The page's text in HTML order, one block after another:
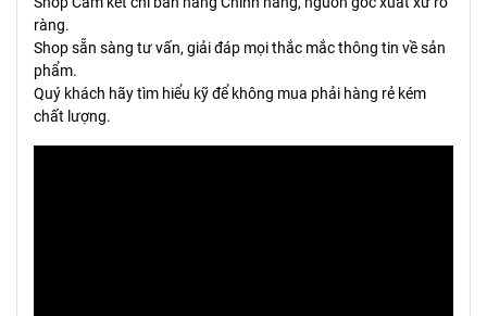
ràng.
Shop sẵn sàng tư vấn, giải đáp mọi thắc mắc thông tin về sản
phẩm.
Quý khách hãy tìm hiểu kỹ để không mua phải hàng rẻ kém
chất lượng.